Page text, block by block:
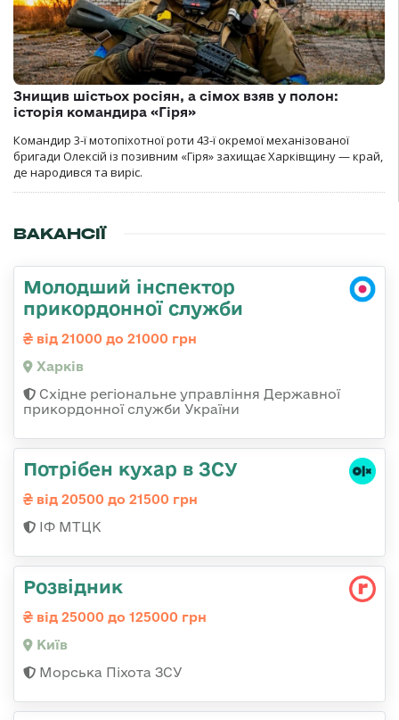
Знищив шістьох росіян, а сімох взяв у полон:
історія командира «Гіря»
Командир 3-ї мотопіхотної роти 43-ї окремої механізованої
бригади Олексій із позивним «Гіря» захищає Харківщину — край,
де народився та виріс.
ВАКАНСІЇ
Молодший інспектор
прикордонної служби
від 21000 до 21000 грн
Харків
Східне регіональне управління Державної
прикордонної служби України
Потрібен кухар в ЗСУ
від 20500 до 21500 грн
ІФ МТЦК
Розвідник
від 25000 до 125000 грн
Київ
Морська Піхота ЗСУ